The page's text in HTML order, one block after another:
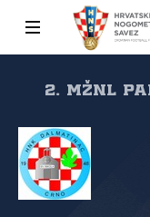
2. MŽNL